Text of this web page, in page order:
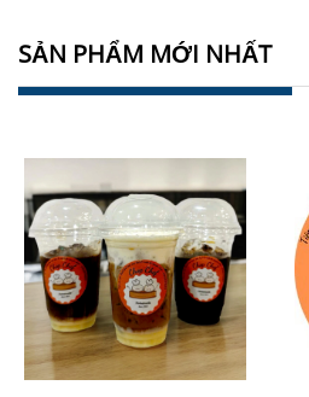
SẢN PHẨM MỚI NHẤT